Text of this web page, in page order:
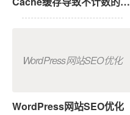
WordPress网站SEO优化
WordPress网站SEO优化